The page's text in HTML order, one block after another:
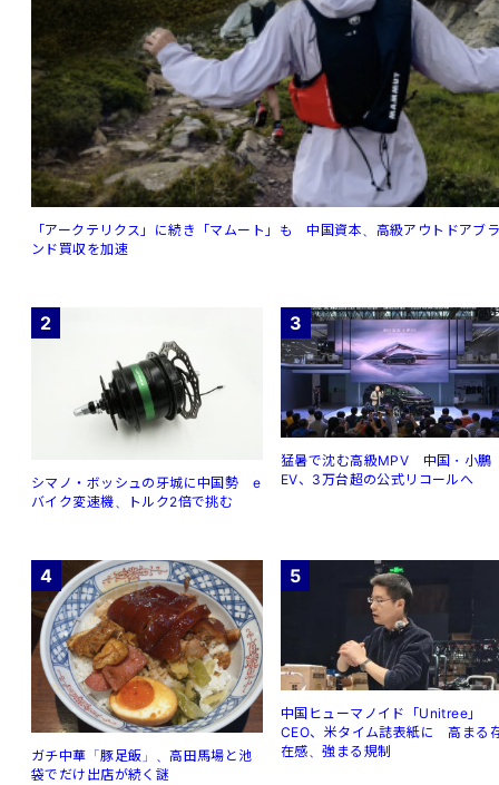
「アークテリクス」に続き「マムート」も 中国資本、高級アウトドアブ
ンド買収を加速
2
シマノ・ボッシュの牙城に中国勢 e
バイク変速機、トルク2倍で挑む
3
猛暑で沈む高級MPV 中国・小鵬
EV、3万台超の公式リコールへ
4
ガチ中華「豚足飯」、高田馬場と池
袋でだけ出店が続く謎
5
中国ヒューマノイド「Unitree」
CEO、米タイム誌表紙に 高まる
在感、強まる規制